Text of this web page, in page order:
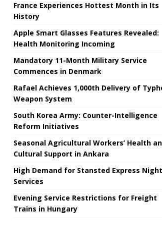
France Experiences Hottest Month in Its
History
Apple Smart Glasses Features Revealed:
Health Monitoring Incoming
Mandatory 11-Month Military Service
Commences in Denmark
Rafael Achieves 1,000th Delivery of
Weapon System
South Korea Army: Counter-Intelligence
Reform Initiatives
Seasonal Agricultural Workers’ Health
Cultural Support in Ankara
High Demand for Stansted Express Night
Services
Evening Service Restrictions for Freight
Trains in Hungary